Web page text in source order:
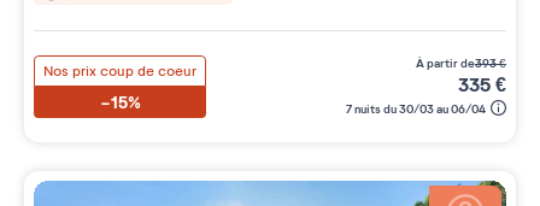
Nos prix coup de coeur
-15%
à partir de393€
335€
7 nuits du 30/03 au 06/04